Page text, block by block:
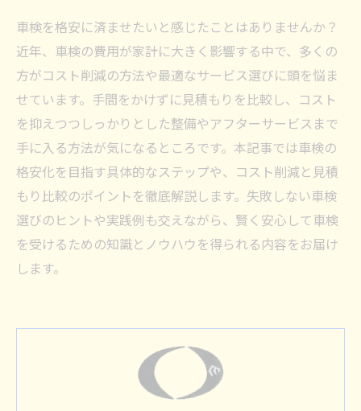
車検を格安に済ませたいと感じたことはありませんか？
近年、車検の費用が家計に大きく影響する中で、多くの
方がコスト削減の方法や最適なサービス選びに頭を悩ま
せています。手間をかけずに見積もりを比較し、コスト
を抑えつつしっかりとした整備やアフターサービスまで
手に入る方法が気になるところです。本記事では車検の
格安化を目指す具体的なステップや、コスト削減と見積
もり比較のポイントを徹底解説します。失敗しない車検
選びのヒントや実践例も交えながら、賢く安心して車検
を受けるための知識とノウハウを得られる内容をお届け
します。